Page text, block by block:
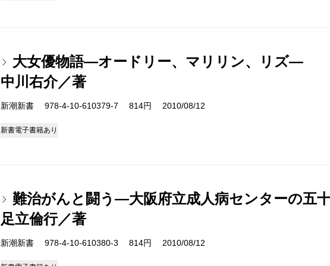
大女優物語―オードリー、マリリン、リズ―
中川右介／著
新潮新書 978-4-10-610379-7 814円 2010/08/12
新書電子書籍あり
難治がんと闘う―大阪府立成人病センターの五
足立倫行／著
新潮新書 978-4-10-610380-3 814円 2010/08/12